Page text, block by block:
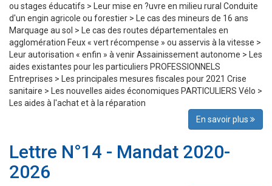
ou stages éducatifs > Leur mise en ?uvre en milieu rural Conduite
d'un engin agricole ou forestier > Le cas des mineurs de 16 ans
Marquage au sol > Le cas des routes départementales en
agglomération Feux « vert récompense » ou asservis à la vitesse >
Leur autorisation « enfin » à venir Assainissement autonome > Les
aides existantes pour les particuliers PROFESSIONNELS
Entreprises > Les principales mesures fiscales pour 2021 Crise
sanitaire > Les nouvelles aides économiques PARTICULIERS Vélo >
Les aides à l'achat et à la réparation
En savoir plus
Lettre N°14 - Mandat 2020-
2026